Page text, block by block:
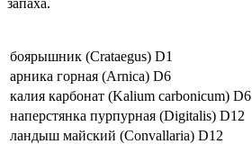
боярышник (Crataegus) D1
арника горная (Arnica) D6
калия карбонат (Kalium carbonicum) D6
наперстянка пурпурная (Digitalis) D12
ландыш майский (Convallaria) D12